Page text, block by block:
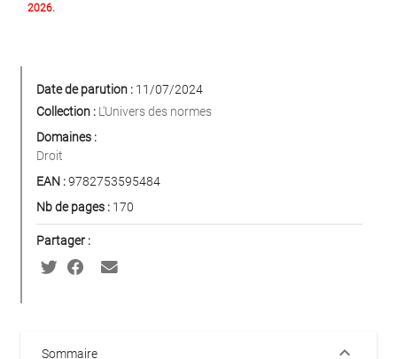
2026.
Date de parution : 11/07/2024
Collection : L'Univers des normes
Domaines :
Droit
EAN :9782753595484
Nb de pages : 170
Partager :
Sommaire keyboard_arrow_down